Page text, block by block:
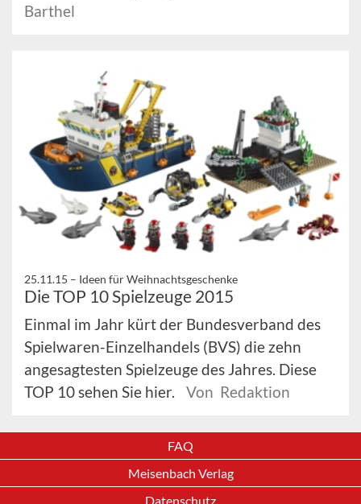
Barthel
25.11.15 – Ideen für Weihnachtsgeschenke
Die TOP 10 Spielzeuge 2015
Einmal im Jahr kürt der Bundesverband des
Spielwaren-Einzelhandels (BVS) die zehn
angesagtesten Spielzeuge des Jahres. Diese
TOP 10 sehen Sie hier.
Von Redaktion
FAQ
Meisenbach Verlag
Datenschutz